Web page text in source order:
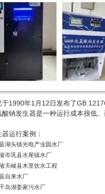
年1月12日发布了GB
钠发生器是一种运行成本很低
运行案例：
湖头镇光电产业园水厂
岑巩县水尾镇水厂
天峻县木里饮水工程
自来水厂
岛湖姜家污水厂